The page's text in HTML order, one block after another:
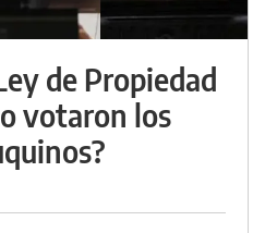
de Propiedad
votaron los